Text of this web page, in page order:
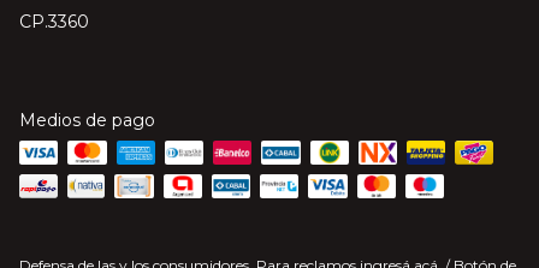
CP.3360
Medios de pago